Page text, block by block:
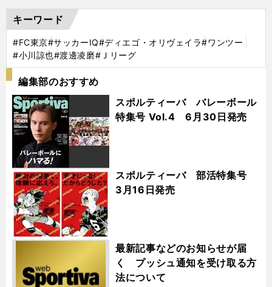
キーワード
#FC東京#サッカーIQ#ディエゴ・オリヴェイラ#ワンツー
#小川諒也#渡邊凌磨#Ｊリーグ
編集部のおすすめ
スポルティーバ バレーボール
特集号 Vol.4 6月30日発売
スポルティーバ 部活特集号
3月16日発売
最新記事などのお知らせが届
く プッシュ通知を受け取る方
法について